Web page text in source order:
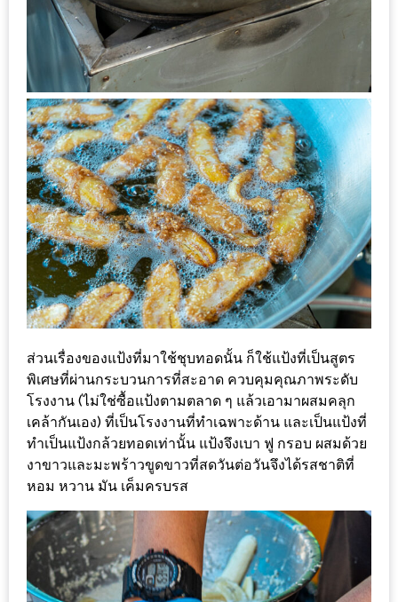
ANNA
FARM
ที่
เอาชนะ
ใจ
กรรมการ
จาก
THE
DISH
EVENT
ที่
ต้อง
ห้าม
พลาด
สำหรับ
ฤดู
หนาว
นี้
FAI
FESTIVAL
2
ส่วนเรื่องของแป้งที่มาใช้ชุบทอดนั้น ก็ใช้แป้งที่เป็นสูตร
พิเศษที่ผ่านกระบวนการที่สะอาด ควบคุมคุณภาพระดับ
โรงงาน (ไม่ใช่ซื้อแป้งตามตลาด ๆ แล้วเอามาผสมคลุก
เคล้ากันเอง) ที่เป็นโรงงานที่ทำเฉพาะด้าน และเป็นแป้งที่
ทำเป็นแป้งกล้วยทอดเท่านั้น แป้งจึงเบา ฟู กรอบ ผสมด้วย
งาขาวและมะพร้าวขูดขาวที่สดวันต่อวันจึงได้รสชาติที่
หอม หวาน มัน เค็มครบรส